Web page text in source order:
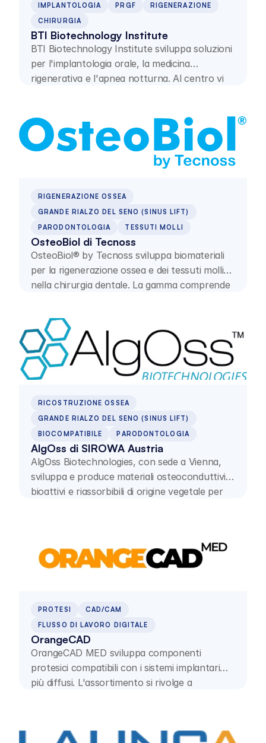
IMPLANTOLOGIA PRGF
RIGENERAZIONE
CHIRURGIA
BTI Biotechnology Institute
BTI Biotechnology Institute sviluppa soluzioni
per l'implantologia orale, la medicina
rigenerativa e l'apnea notturna. Al centro vi
RIGENERAZIONE OSSEA
GRANDE RIALZO DEL SENO (SINUS LIFT)
PARODONTOLOGIA
TESSUTI MOLLI
OsteoBiol di Tecnoss
OsteoBiol® by Tecnoss sviluppa biomateriali
per la rigenerazione ossea e dei tessuti molli
nella chirurgia dentale. La gamma comprende
RICOSTRUZIONE OSSEA
GRANDE RIALZO DEL SENO (SINUS LIFT)
BIOCOMPATIBILE
PARODONTOLOGIA
AlgOss di SIROWA Austria
AlgOss Biotechnologies, con sede a Vienna,
sviluppa e produce materiali osteoconduttivi
bioattivi e riassorbibili di origine vegetale per
PROTESI
CAD/CAM
FLUSSO DI LAVORO DIGITALE
OrangeCAD
OrangeCAD MED sviluppa componenti
protesici compatibili con i sistemi implantari
più diffusi. L'assortimento si rivolge a